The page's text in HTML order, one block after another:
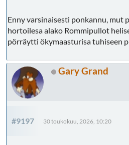
Enny varsinaisesti ponkannu, mut
hortoilesa alako Rommipullot
pörräytti ökymaasturisa tuhiseen
Gary Grand
#9197 30 toukokuu, 2026, 10:20